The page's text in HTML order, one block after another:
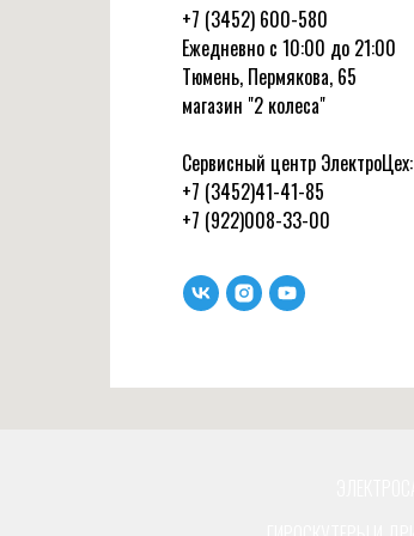
+7 (3452) 600-580
Ежедневно с 10:00 до 21:00
Тюмень, Пермякова, 65
магазин "2 колеса"
Сервисный центр ЭлектроЦех:
+7 (3452)41-41-85
+7 (922)008-33-00